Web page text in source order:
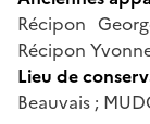
Récipon
Récipon
Lieu de
Beauvais ;